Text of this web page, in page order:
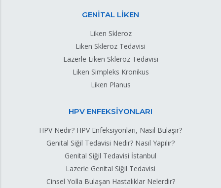
GENİTAL LİKEN
Liken Skleroz
Liken Skleroz Tedavisi
Lazerle Liken Skleroz Tedavisi
Liken Simpleks Kronikus
Liken Planus
HPV ENFEKSİYONLARI
HPV Nedir? HPV Enfeksiyonları, Nasıl Bulaşır?
Genital Siğil Tedavisi Nedir? Nasıl Yapılır?
Genital Siğil Tedavisi İstanbul
Lazerle Genital Siğil Tedavisi
Cinsel Yolla Bulaşan Hastalıklar Nelerdir?